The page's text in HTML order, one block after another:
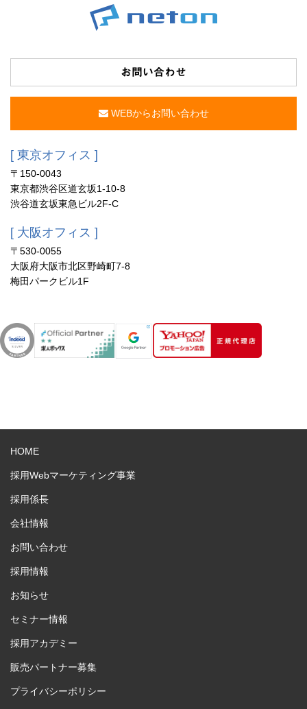
お問い合わせ
WEBからお問い合わせ
[ 東京オフィス ]
〒150-0043
東京都渋谷区道玄坂1-10-8
渋谷道玄坂東急ビル2F-C
[ 大阪オフィス ]
〒530-0055
大阪府大阪市北区野崎町7-8
梅田パークビル1F
HOME
採用Webマーケティング事業
採用係長
会社情報
お問い合わせ
採用情報
お知らせ
セミナー情報
採用アカデミー
販売パートナー募集
プライバシーポリシー